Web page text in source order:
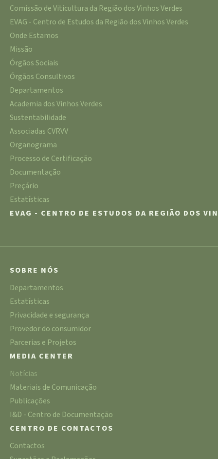
Comissão de Viticultura da Região dos Vinhos Verdes
EVAG - Centro de Estudos da Região dos Vinhos Verdes
Onde Estamos
Missão
Órgãos Sociais
Órgãos Consultivos
Departamentos
Academia dos Vinhos Verdes
Sustentabilidade
Associadas CVRVV
Organograma
Processo de Certificação
Documentação
Preçário
Estatísticas
EVAG - CENTRO DE ESTUDOS DA REGIÃO DOS
SOBRE NÓS
Departamentos
Estatísticas
Privacidade e segurança
Provedor do consumidor
Parcerias e Projetos
MEDIA CENTER
Notícias
Materiais de Comunicação
Publicações
I&D - Centro de Documentação
CENTRO DE CONTACTOS
Contactos